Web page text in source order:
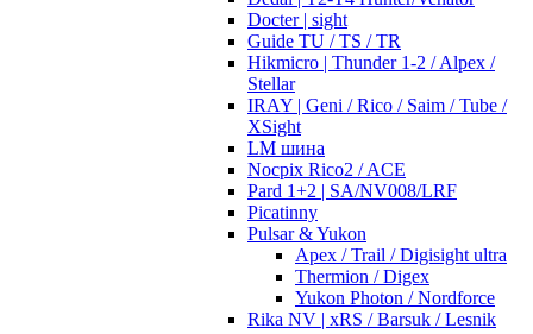
Docter | sight
Guide TU / TS / TR
Hikmicro | Thunder 1-2 / Alpex /
Stellar
IRAY | Geni / Rico / Saim / Tube /
XSight
LM шина
Nocpix Rico2 / ACE
Pard 1+2 | SA/NV008/LRF
Picatinny
Pulsar & Yukon
Apex / Trail / Digisight ultra
Thermion / Digex
Yukon Photon / Nordforce
Rika NV | xRS / Barsuk / Lesnik